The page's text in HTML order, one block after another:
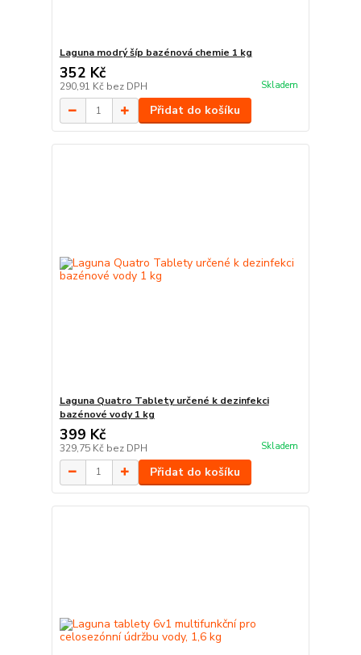
Laguna modrý šíp bazénová chemie 1 kg
352 Kč
290,91 Kč bez DPH Skladem
Přidat do košíku
Laguna Quatro Tablety určené k dezinfekci
bazénové vody 1 kg
399 Kč
329,75 Kč bez DPH Skladem
Přidat do košíku